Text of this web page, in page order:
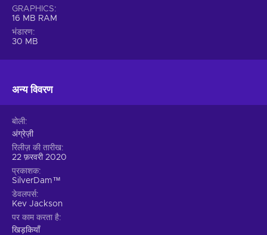
GRAPHICS
16 MB RAM
भंडारण
30 MB
अन्य विवरण
बोली
अंग्रेज़ी
रिलीज़ की तारीख
22 फ़रवरी 2020
प्रकाशक
SilverDam™
डेवलपर्स
Kev Jackson
पर काम करता है
खिड़कियाँ